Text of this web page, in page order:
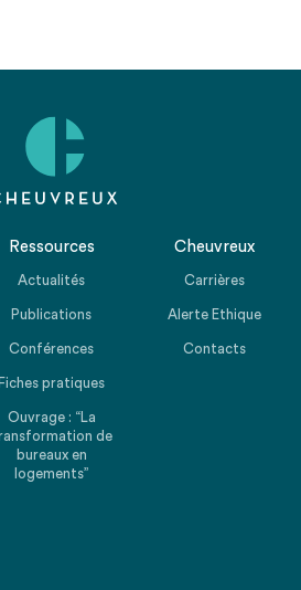
Ressources
Actualités
Publications
Conférences
Fiches pratiques
Ouvrage : “La
de
bureaux en
logements”
Cheuvreux
Carrières
Alerte Ethique
Contacts